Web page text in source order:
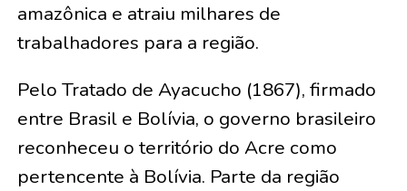
amazônica e atraiu milhares de
trabalhadores para a região.
Pelo Tratado de Ayacucho (1867), firmado
entre Brasil e Bolívia, o governo brasileiro
reconheceu o território do Acre como
pertencente à Bolívia. Parte da região